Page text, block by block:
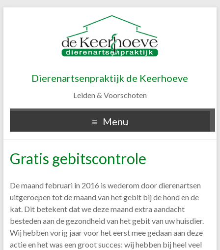
Dierenartsenpraktijk de Keerhoeve
Leiden & Voorschoten
Menu
Gratis gebitscontrole
De maand februari in 2016 is wederom door dierenartsen
uitgeroepen tot de maand van het gebit bij de hond en de
kat. Dit betekent dat we deze maand extra aandacht
besteden aan de gezondheid van het gebit van uw huisdier.
Wij hebben vorig jaar voor het eerst mee gedaan aan deze
actie en het was een groot succes: wij hebben bij heel veel